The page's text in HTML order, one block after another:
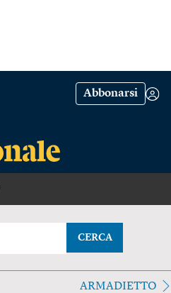
Abbonarsi
CERCA
ARMADIETTO